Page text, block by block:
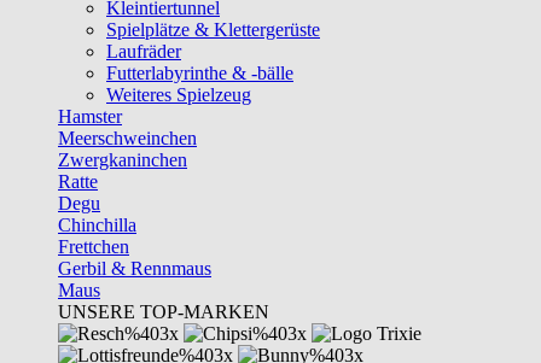
Kleintiertunnel
Spielplätze & Klettergerüste
Laufräder
Futterlabyrinthe & -bälle
Weiteres Spielzeug
Hamster
Meerschweinchen
Zwergkaninchen
Ratte
Degu
Chinchilla
Frettchen
Gerbil & Rennmaus
Maus
UNSERE TOP-MARKEN